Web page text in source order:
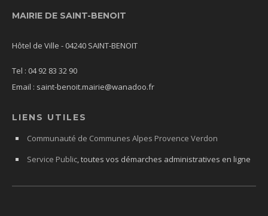
MAIRIE DE SAINT-BENOIT
Hôtel de Ville - 04240 SAINT-BENOIT
Tel : 04 92 83 32 90
Email : saint-benoit.mairie@wanadoo.fr
LIENS UTILES
Communauté de Communes Alpes Provence Verdon
Service Public, toutes vos démarches administratives en ligne